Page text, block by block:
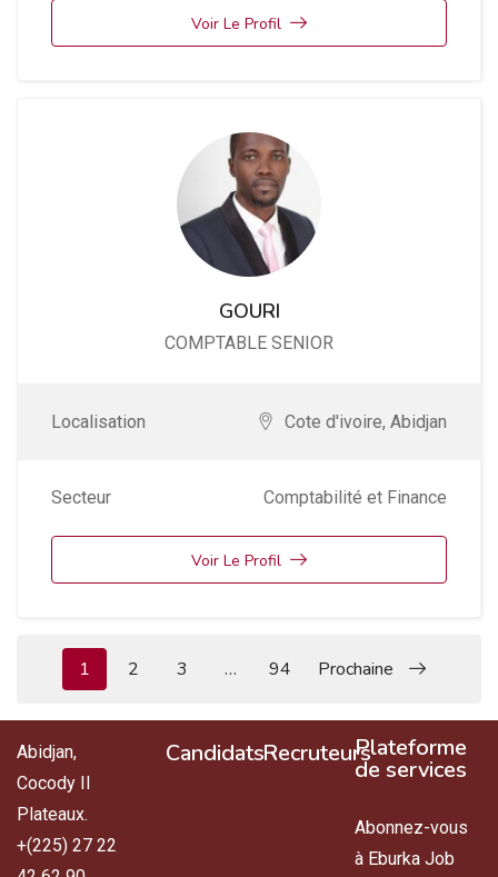
Voir Le Profil
GOURI
COMPTABLE SENIOR
Localisation Cote d'ivoire, Abidjan
Secteur Comptabilité et Finance
Voir Le Profil
1 2 3 … 94 Prochaine
Abidjan,
Cocody II
Plateaux.
+(225) 27 22
CandidatsRecruteursPlateforme
de services
Abonnez-vous
à Eburka Job